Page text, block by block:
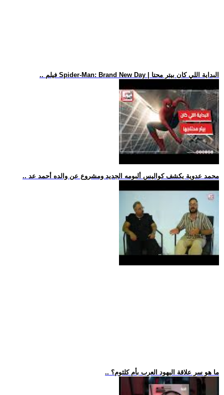
.. فيلم Spider-Man: Brand New Day | البداية اللي كان بيتر محتا
.. محمد عدوية يكشف كواليس ألبومه الجديد ومشروع عن والده أحمد عد
.. ما هو سر علاقة اليهود العرب بأم كلثوم؟